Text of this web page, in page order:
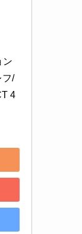
ン
フ/
4